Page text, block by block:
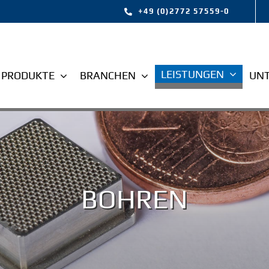
+49 (0)2772 57559-0
PRODUKTE BRANCHEN LEISTUNGEN
BOHREN